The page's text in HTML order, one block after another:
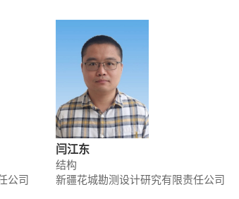
公司
闫江东
结构
新疆花城勘测设计研究有限责任公司